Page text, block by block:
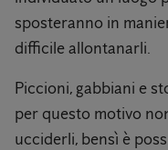
sposteranno in
difficile allontanarli.
Piccioni, gabbiani e
per questo motivo
ucciderli, bensì è